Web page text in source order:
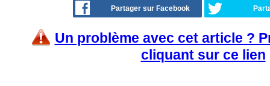
Partager sur Facebook
Un problème avec cet article ?
cliquant sur ce lien